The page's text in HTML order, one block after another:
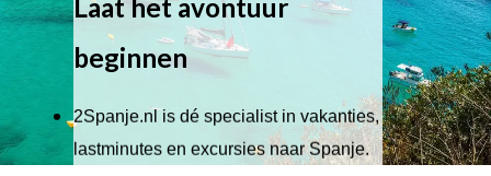
Laat het avontuur
beginnen
2Spanje.nl is dé specialist in vakanties,
lastminutes en excursies naar Spanje.